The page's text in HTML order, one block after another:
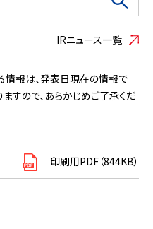
IRニュース一覧
情報は、発表日現在の情報で
すので、あらかじめご了承くだ
印刷用PDF（844KB）